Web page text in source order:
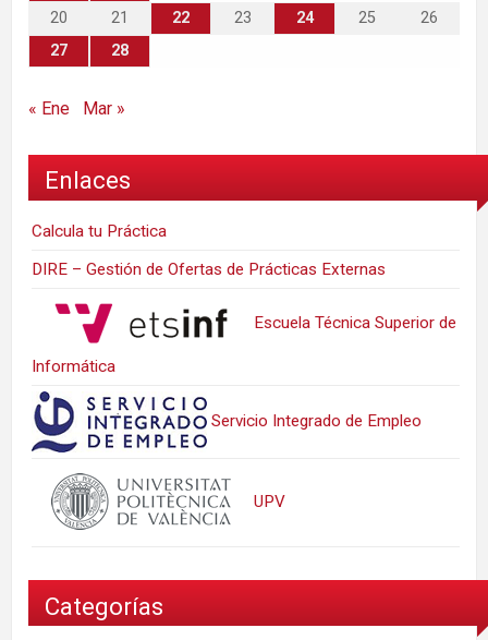
20
21 22 23 24 25
26
27
28
« Ene Mar »
Enlaces
Calcula tu Práctica
DIRE – Gestión de Ofertas de Prácticas Externas
Escuela Técnica Superior de
Informática
Servicio Integrado de Empleo
UPV
Categorías